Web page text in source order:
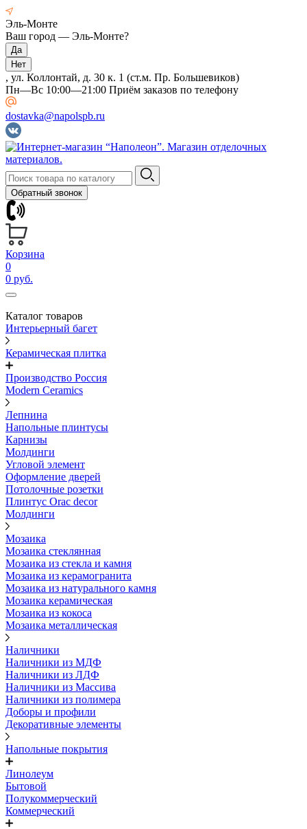
Эль-Монте
Ваш город — Эль-Монте?
, ул. Коллонтай, д. 30 к. 1 (ст.м. Пр. Большевиков)
Пн—Вс 10:00—21:00 Приём заказов по телефону
dostavka@napolspb.ru
Обратный звонок
Корзина
0
0 руб.
Каталог товаров
Интерьерный багет
Керамическая плитка
Производство Россия
Modern Ceramics
Лепнина
Напольные плинтусы
Карнизы
Молдинги
Угловой элемент
Оформление дверей
Потолочные розетки
Плинтус Orac decor
Молдинги
Мозаика
Мозаика стеклянная
Мозаика из стекла и камня
Мозаика из керамогранита
Мозаика из натурального камня
Мозаика керамическая
Мозаика из кокоса
Мозаика металлическая
Наличники
Наличники из МДФ
Наличники из ЛДФ
Наличники из Массива
Наличники из полимера
Доборы и профили
Декоративные элементы
Напольные покрытия
Линолеум
Бытовой
Полукоммерческий
Коммерческий